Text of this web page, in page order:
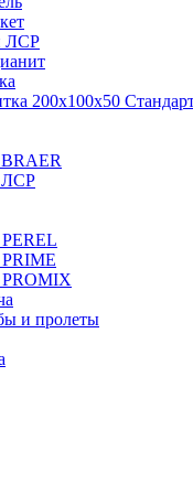
ЛСР
200х100х50
ЛСР
PROMIX
и пролеты